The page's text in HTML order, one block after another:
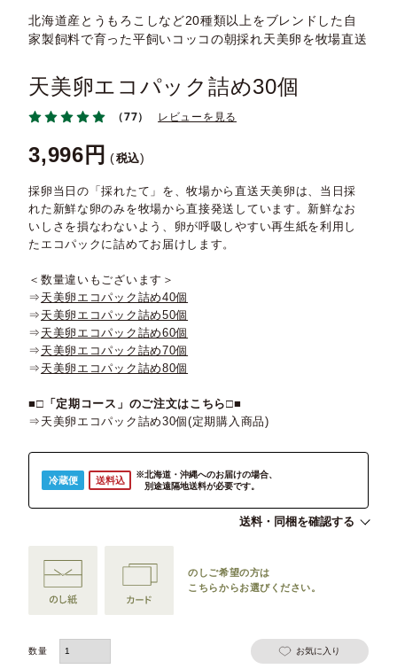
北海道産とうもろこしなど20種類以上をブレンドした自
家製飼料で育った平飼いコッコの朝採れ天美卵を牧場直送
天美卵エコパック詰め30個
（77） レビューを見る
3,996 税込
採卵当日の「採れたて」を、牧場から直送天美卵は、当日採
れた新鮮な卵のみを牧場から直接発送しています。新鮮なお
いしさを損なわないよう、卵が呼吸しやすい再生紙を利用し
たエコパックに詰めてお届けします。
＜数量違いもございます＞
⇒ 天美卵エコパック詰め40個
⇒ 天美卵エコパック詰め50個
⇒ 天美卵エコパック詰め60個
⇒ 天美卵エコパック詰め70個
⇒ 天美卵エコパック詰め80個
■□ 「定期コース」のご注文はこちら□■
⇒ 天美卵エコパック詰め30個(定期購入商品)
冷蔵便 送料込
※北海道・沖縄へのお届けの場合、
別途遠隔地送料が必要です。
送料・同梱を確認する
のしご希望の方は
こちらからお選びください。
お気に入り